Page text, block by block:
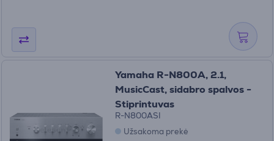
Yamaha R-N800A, 2.1,
MusicCast, sidabro spalvos -
Stiprintuvas
R-N800ASI
Užsakoma prekė